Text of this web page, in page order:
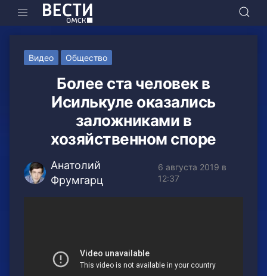
Видео Общество
Более ста человек в
Исилькуле оказались
заложниками в
хозяйственном споре
Анатолий
Фрумгарц
6 августа 2019 в
12:37